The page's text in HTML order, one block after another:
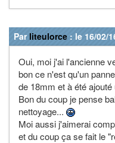
Par liteulorce : le 16/02/
Oui, moi j'ai l'ancienne
bon ce n'est qu'un
de 18mm et à été
Bon du coup je pense
nettoyage...
Moi aussi j'aimerai
et du coup ça se fait le